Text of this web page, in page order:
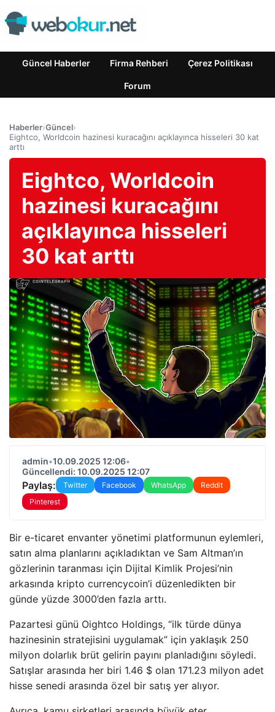
Güncel Haberler Firma Rehberi Çerez Politikası
Forum
Haberler›Güncel›
Eightco, Worldcoin hazinesi kuracağını açıklayınca hisseleri 30 kat
arttı
Eightco, Worldcoin
hazinesi kuracağını
açıklayınca hisseleri
30 kat arttı
admin•10.09.2025 12:06•
Güncellendi: 10.09.2025 12:07
Paylaş: Twitter Facebook WhatsApp
Reddit
Pinterest
Bir e-ticaret envanter yönetimi platformunun eylemleri,
satın alma planlarını açıkladıktan ve Sam Altman’ın
gözlerinin taranması için Dijital Kimlik Projesi’nin
arkasında kripto currencycoin’i düzenledikten bir
günde yüzde 3000’den fazla arttı.
Pazartesi günü Oightco Holdings, “ilk türde dünya
hazinesinin stratejisini uygulamak” için yaklaşık 250
milyon dolarlık brüt gelirin payını planladığını söyledi.
Satışlar arasında her biri 1.46 $ olan 171.23 milyon adet
hisse senedi arasında özel bir satış yer alıyor.